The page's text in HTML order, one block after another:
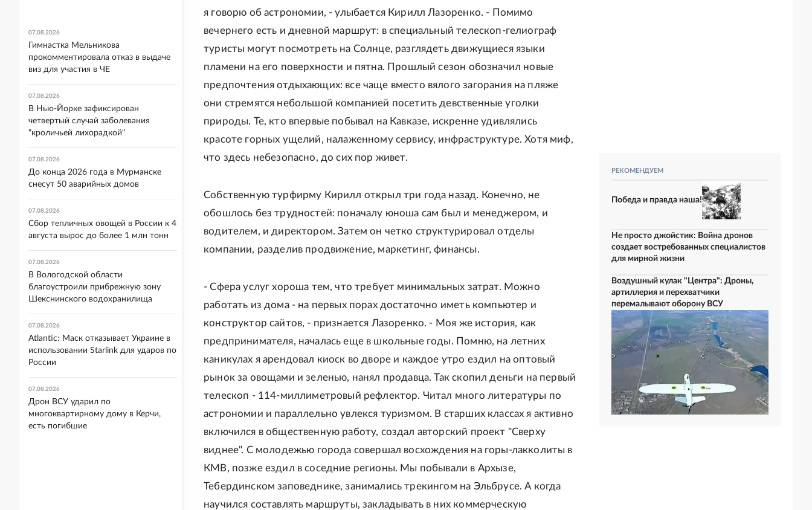
я говорю об астрономии, - улыбается Кирилл Лазоренко. - Помимо
вечернего есть и дневной маршрут: в специальный телескоп-гелиограф
туристы могут посмотреть на Солнце, разглядеть движущиеся языки
пламени на его поверхности и пятна. Прошлый сезон обозначил новые
предпочтения отдыхающих: все чаще вместо вялого загорания на пляже
они стремятся небольшой компанией посетить девственные уголки
природы. Те, кто впервые побывал на Кавказе, искренне удивлялись
красоте горных ущелий, налаженному сервису, инфраструктуре. Хотя миф,
что здесь небезопасно, до сих пор живет.
Собственную турфирму Кирилл открыл три года назад. Конечно, не
обошлось без трудностей: поначалу юноша сам был и менеджером, и
водителем, и директором. Затем он четко структурировал отделы
компании, разделив продвижение, маркетинг, финансы.
- Сфера услуг хороша тем, что требует минимальных затрат. Можно
работать из дома - на первых порах достаточно иметь компьютер и
конструктор сайтов, - признается Лазоренко. - Моя же история, как
предпринимателя, началась еще в школьные годы. Помню, на летних
каникулах я арендовал киоск во дворе и каждое утро ездил на оптовый
рынок за овощами и зеленью, нанял продавца. Так скопил деньги на первый
телескоп - 114-миллиметровый рефлектор. Читал много литературы по
астрономии и параллельно увлекся туризмом. В старших классах я активно
включился в общественную работу, создал авторский проект "Сверху
виднее". С молодежью города совершал восхождения на горы-лакколиты в
КМВ, позже ездил в соседние регионы. Мы побывали в Архызе,
Тебердинском заповеднике, занимались трекингом на Эльбрусе. А когда
научился составлять маршруты, закладывать в них коммерческую
РЕКОМЕНДУЕМ
Победа и правда наша!
Не просто джойстик: Война дронов
создает востребованных специалистов
для мирной жизни
Воздушный кулак "Центра": Дроны,
артиллерия и перехватчики
перемалывают оборону ВСУ
07.08.2026
Гимнастка Мельникова
прокомментировала отказ в выдаче
виз для участия в ЧЕ
07.08.2026
В Нью-Йорке зафиксирован
четвертый случай заболевания
"кроличьей лихорадкой"
07.08.2026
До конца 2026 года в Мурманске
снесут 50 аварийных домов
07.08.2026
Сбор тепличных овощей в России к 4
августа вырос до более 1 млн тонн
07.08.2026
В Вологодской области
благоустроили прибрежную зону
Шекснинского водохранилища
07.08.2026
Atlantic: Маск отказывает Украине в
использовании Starlink для ударов по
России
07.08.2026
Дрон ВСУ ударил по
многоквартирному дому в Керчи,
есть погибшие